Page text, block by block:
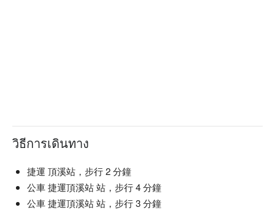
วิธีการเดินทาง
捷運 頂溪站，步行 2 分鐘
公車 捷運頂溪站 站，步行 4 分鐘
公車 捷運頂溪站 站，步行 3 分鐘